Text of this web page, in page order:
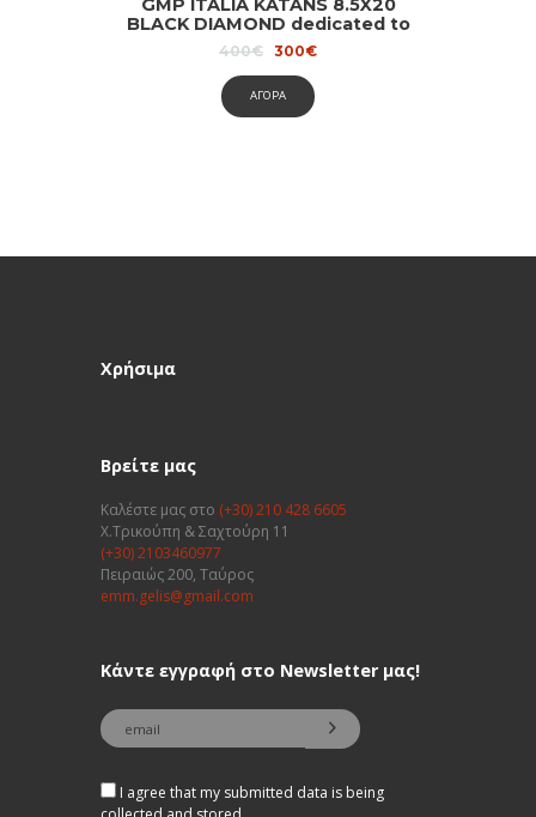
GMP ITALIA KATANS 8.5X20
BLACK DIAMOND dedicated to
Audi and Volvo
400€ Original
was:
400€.
300€Current
ΑΓΟΡΑ
Χρήσιμα
Βρείτε μας
Καλέστε μας στο (+30) 210 428 6605
Χ.Τρικούπη & Σαχτούρη 11
(+30) 2103460977
Πειραιώς 200, Ταύρος
emm.gelis@gmail.com
Κάντε εγγραφή στο Newsletter μας!
I agree that my submitted data is being